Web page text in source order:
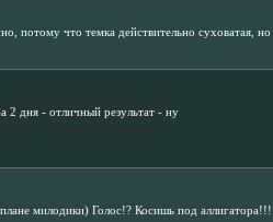
потому что темка действительно суховатая,
2 дня - отличный результат - ну
плане милодики) Голос!? Косишь под